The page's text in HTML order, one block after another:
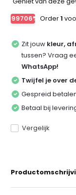
-99706% Order1
Zit jouw kleur,
tussen? Vraag
WhatsApp!
Twijfel je over
Gespreid
Betaal bij
Vergelijk